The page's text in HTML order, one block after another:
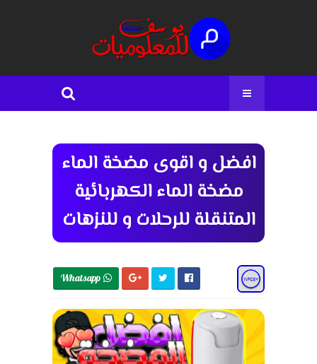
افضل و اقوى مضخة الماء
مضخة الماء الكهربائية
المتنقلة للرحلات و للنزهات
Whatsapp 